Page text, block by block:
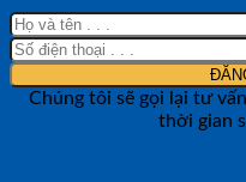
Chúng tôi sẽ gọi lại tư
thời gian